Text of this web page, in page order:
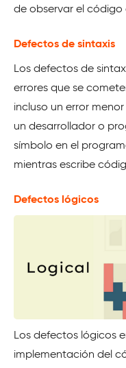
de observar el
Defectos de sintaxis
Los defectos de
errores que se
incluso un error
un desarrollador o
símbolo en el
mientras escribe
Defectos lógicos
Los defectos lógicos
implementación del